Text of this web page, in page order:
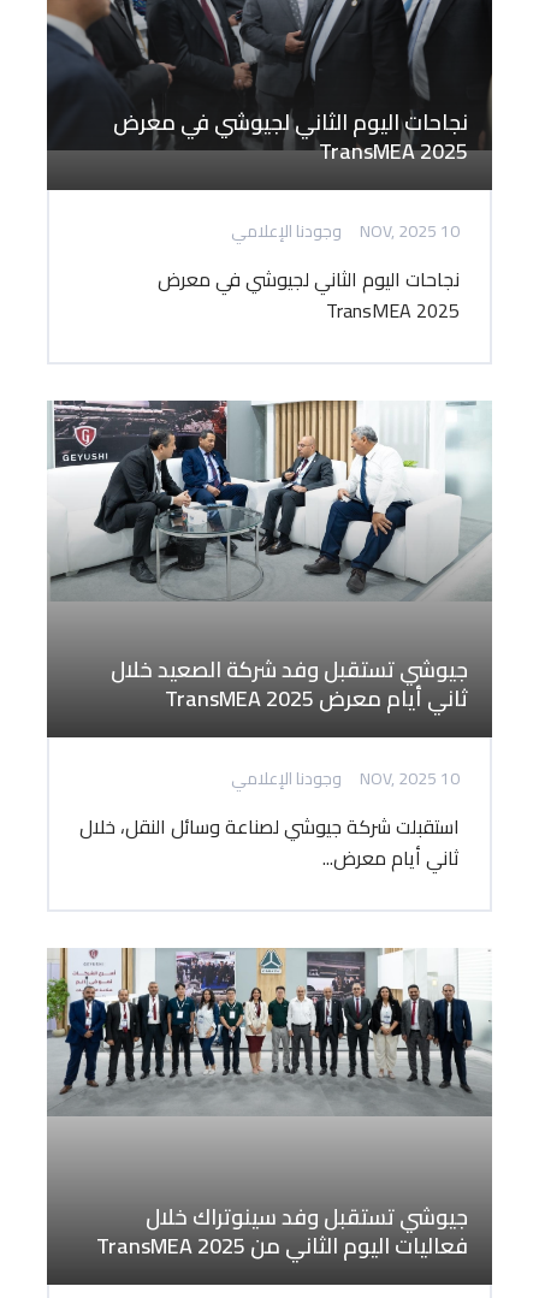
نجاحات اليوم الثاني لجيوشي في معرض
TransMEA 2025
10 NOV, 2025 وجودنا الإعلامي
نجاحات اليوم الثاني لجيوشي في معرض
TransMEA 2025
جيوشي تستقبل وفد شركة الصعيد خلال
ثاني أيام معرض TransMEA 2025
10 NOV, 2025 وجودنا الإعلامي
استقبلت شركة جيوشي لصناعة وسائل النقل، خلال
ثاني أيام معرض...
جيوشي تستقبل وفد سينوتراك خلال
فعاليات اليوم الثاني من TransMEA 2025